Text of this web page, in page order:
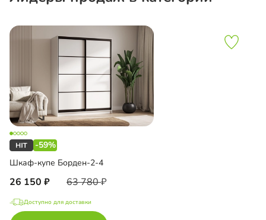
-59%
Шкаф-купе Борден-2-4
26 150 63 780
Доступно для доставки